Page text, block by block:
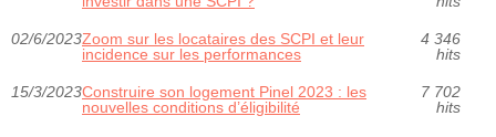
02/6/2023Zoom sur les locataires des SCPI et leur
incidence sur les performances
4 346
hits
15/3/2023Construire son logement Pinel 2023 : les
nouvelles conditions d’éligibilité
7 702
hits